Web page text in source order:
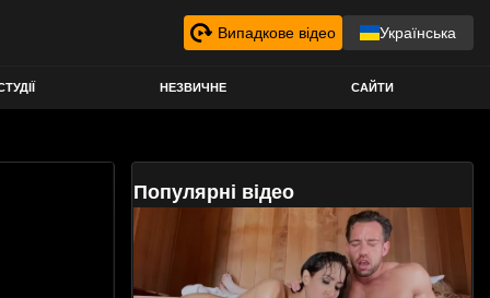
Випадкове відео Українська
НЕЗВИЧНЕ САЙТИ
Популярні відео